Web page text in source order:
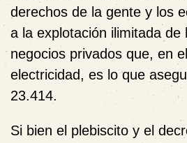
derechos de la gente y los
a la explotación ilimitada de
negocios privados que, en
electricidad, es lo que
23.414.
Si bien el plebiscito y el